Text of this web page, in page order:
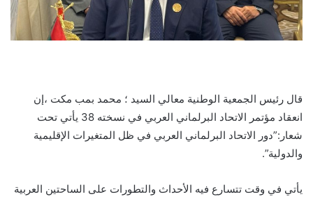
قال رئيس الجمعية الوطنية معالي السيد ؛ محمد بمب مكت ،إن
انعقاد مؤتمر الاتحاد البرلماني العربي في نسخته 38 يأتي تحت
شعار:”دور الاتحاد البرلماني العربي في ظل المتغيرات الإقليمية
والدولية”.
يأتي في وقت تتسارع فيه الأحداث والتطورات على الساحتين العربية